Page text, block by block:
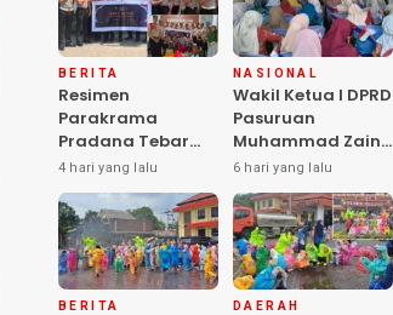
BERITA
Resimen
Parakrama
Pradana Tebar
Kepedulian di
Panti Asuhan
Griya Balita SYD,
Peluk Hangat
Balita Terlantar
“POLRI Hadir
Dengan Hati”
4 hari yang lalu
NASIONAL
Wakil Ketua I DPRD
Pasuruan
Muhammad Zaini
Soroti Krisis
Fasilitas Sekolah
di Tengah Efisiensi
Anggaran
6 hari yang lalu
BERITA DAERAH